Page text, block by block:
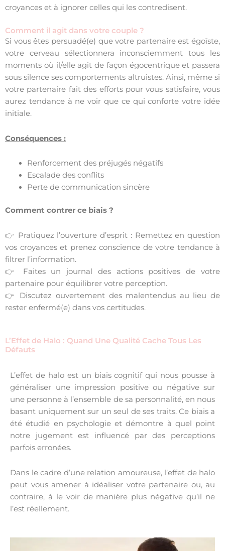
croyances et à ignorer celles qui les contredisent.
Comment il agit dans votre couple ?
Si vous êtes persuadé(e) que votre partenaire est égoïste,
votre cerveau sélectionnera inconsciemment tous les
moments où il/elle agit de façon égocentrique et passera
sous silence ses comportements altruistes. Ainsi, même si
votre partenaire fait des efforts pour vous satisfaire, vous
aurez tendance à ne voir que ce qui conforte votre idée
initiale.
Conséquences :
Renforcement des préjugés négatifs
Escalade des conflits
Perte de communication sincère
Comment contrer ce biais ?
👉 Pratiquez l’ouverture d’esprit : Remettez en question
vos croyances et prenez conscience de votre tendance à
filtrer l’information.
👉 Faites un journal des actions positives de votre
partenaire pour équilibrer votre perception.
👉 Discutez ouvertement des malentendus au lieu de
rester enfermé(e) dans vos certitudes.
L’Effet de Halo : Quand Une Qualité Cache Tous Les
Défauts
L’effet de halo est un biais cognitif qui nous pousse à
généraliser une impression positive ou négative sur
une personne à l’ensemble de sa personnalité, en nous
basant uniquement sur un seul de ses traits. Ce biais a
été étudié en psychologie et démontre à quel point
notre jugement est influencé par des perceptions
parfois erronées.
Dans le cadre d’une relation amoureuse, l’effet de halo
peut vous amener à idéaliser votre partenaire ou, au
contraire, à le voir de manière plus négative qu’il ne
l’est réellement.